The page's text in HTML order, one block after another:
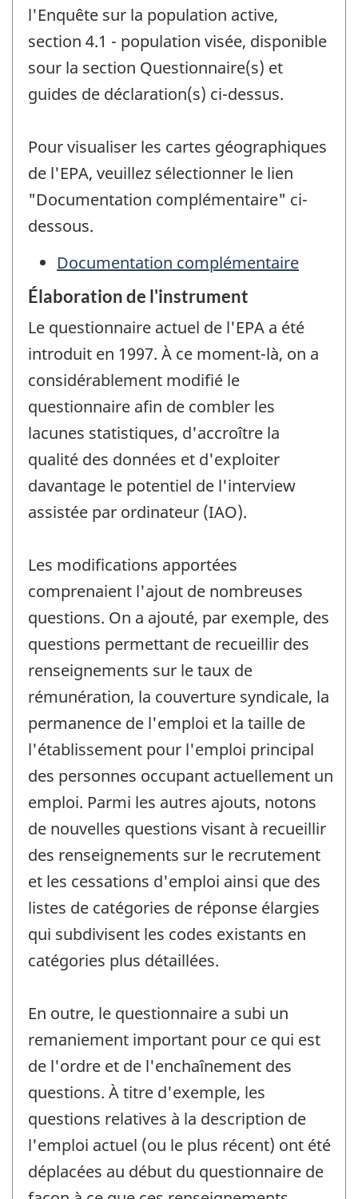
l'Enquête sur la population active,
section 4.1 - population visée, disponible
sour la section Questionnaire(s) et
guides de déclaration(s) ci-dessus.
Pour visualiser les cartes géographiques
de l'EPA, veuillez sélectionner le lien
"Documentation complémentaire" ci-
dessous.
Documentation complémentaire
Élaboration de l'instrument
Le questionnaire actuel de l'EPA a été
introduit en 1997. À ce moment-là, on a
considérablement modifié le
questionnaire afin de combler les
lacunes statistiques, d'accroître la
qualité des données et d'exploiter
davantage le potentiel de l'interview
assistée par ordinateur (IAO).
Les modifications apportées
comprenaient l'ajout de nombreuses
questions. On a ajouté, par exemple, des
questions permettant de recueillir des
renseignements sur le taux de
rémunération, la couverture syndicale, la
permanence de l'emploi et la taille de
l'établissement pour l'emploi principal
des personnes occupant actuellement un
emploi. Parmi les autres ajouts, notons
de nouvelles questions visant à recueillir
des renseignements sur le recrutement
et les cessations d'emploi ainsi que des
listes de catégories de réponse élargies
qui subdivisent les codes existants en
catégories plus détaillées.
En outre, le questionnaire a subi un
remaniement important pour ce qui est
de l'ordre et de l'enchaînement des
questions. À titre d'exemple, les
questions relatives à la description de
l'emploi actuel (ou le plus récent) ont été
déplacées au début du questionnaire de